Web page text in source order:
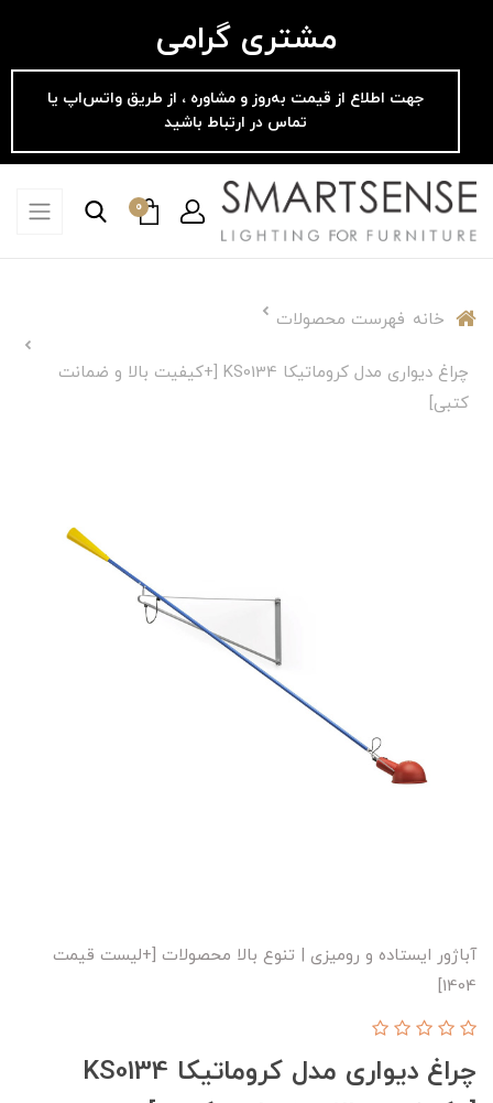
مشتری گرامی
جهت اطلاع از قیمت به‌روز و مشاوره ، از طریق واتس‌اپ یا
تماس در ارتباط باشید
0
خانه فهرست محصولات
چراغ دیواری مدل کروماتیکا KS0134 [+کیفیت بالا و ضمانت
کتبی]
آباژور ایستاده و رومیزی | تنوع بالا محصولات [+لیست قیمت
1404]
چراغ دیواری مدل کروماتیکا KS0134